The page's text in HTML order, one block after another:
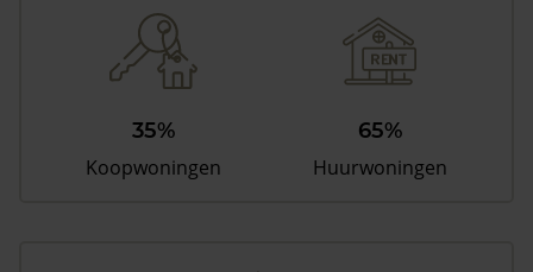
35%
Koopwoningen
65%
Huurwoningen